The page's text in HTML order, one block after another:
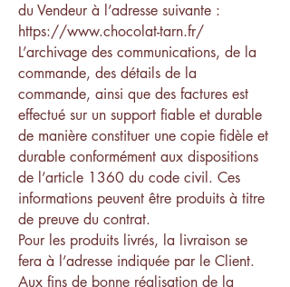
du Vendeur à l’adresse suivante :
https://www.chocolat-tarn.fr/
L’archivage des communications, de la
commande, des détails de la
commande, ainsi que des factures est
effectué sur un support fiable et durable
de manière constituer une copie fidèle et
durable conformément aux dispositions
de l’article 1360 du code civil. Ces
informations peuvent être produits à titre
de preuve du contrat.
Pour les produits livrés, la livraison se
fera à l’adresse indiquée par le Client.
Aux fins de bonne réalisation de la